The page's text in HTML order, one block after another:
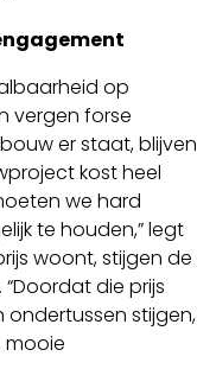
op
vergen forse
er staat, blijven
kost heel
we hard
te houden,” legt
woont, stijgen de
die prijs
stijgen,
mooie